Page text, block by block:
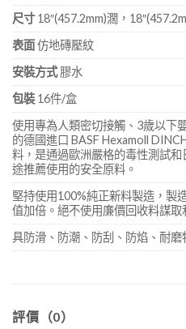
尺寸18″(457.2mm)濶，
表面仿地磚壓紋
安裝方式膠水
包裝16件/盒
使用專為人類密切接觸、3歲以下
的德國進口 BASF Hexamoll
料，是通過歐洲嚴格的毒性測試
途推薦使用的安全原料。
堅持使用100%純正新料製造，製
值加倍。絕不使用廉價回收料謀取
具防滑、防潮、防刮、防焰、耐
評價（0）